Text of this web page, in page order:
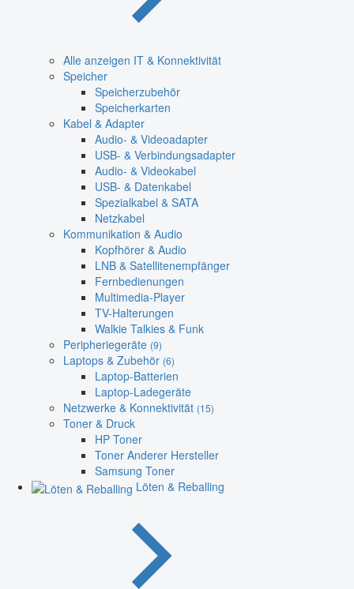
Alle anzeigen IT & Konnektivität
Speicher
Speicherzubehör
Speicherkarten
Kabel & Adapter
Audio- & Videoadapter
USB- & Verbindungsadapter
Audio- & Videokabel
USB- & Datenkabel
Spezialkabel & SATA
Netzkabel
Kommunikation & Audio
Kopfhörer & Audio
LNB & Satellitenempfänger
Fernbedienungen
Multimedia-Player
TV-Halterungen
Walkie Talkies & Funk
Peripheriegeräte (9)
Laptops & Zubehör (6)
Laptop-Batterien
Laptop-Ladegeräte
Netzwerke & Konnektivität (15)
Toner & Druck
HP Toner
Toner Anderer Hersteller
Samsung Toner
Löten & Reballing